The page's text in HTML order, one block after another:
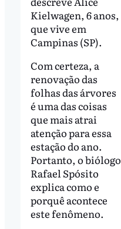
Kielwagen, 6 anos,
que vive em
Campinas (SP).
Com certeza, a
renovação das
folhas das árvores
é uma das coisas
que mais atrai
atenção para essa
estação do ano.
Portanto, o biólogo
Rafael Spósito
explica como e
porquê acontece
este fenômeno.